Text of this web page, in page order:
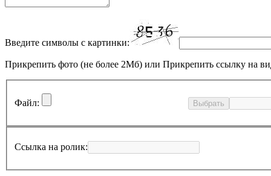
Введите символы с картинки:
Прикрепить фото (не более 2Мб) или Прикрепить ссылку на
Файл: Выбрать
Ссылка на ролик: